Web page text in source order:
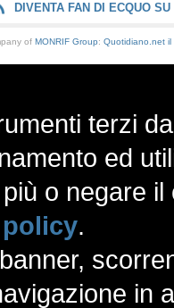
DIVENTA FAN DI ECQUO SU
of MONRIF Group: Quotidiano.net il
terzi
ed
o negare
.
in